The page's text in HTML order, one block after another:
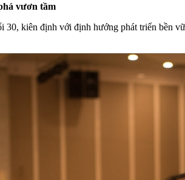
vươn tầm
kiên định với định hướng phát triển bền